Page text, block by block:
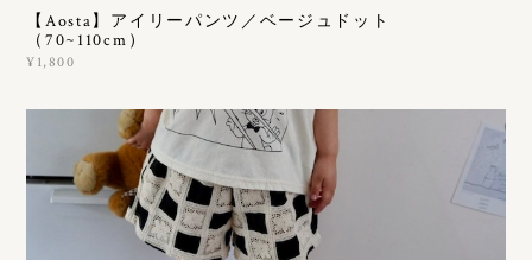
【Aosta】アイリーパンツ／ベージュドット
（70~110cm）
¥1,800